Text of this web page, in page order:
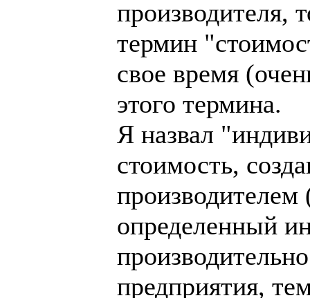
производителя,
термин
свое время
этого термина.
Я назвал
стоимость,
производителем
определенный
предприятия,